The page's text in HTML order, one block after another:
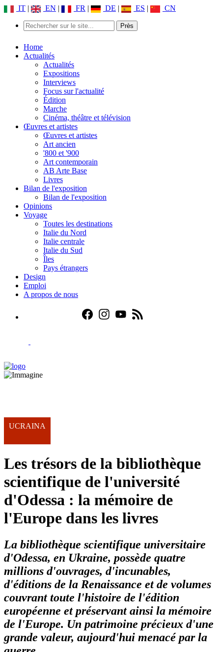
IT | EN | FR | DE | ES | CN
Home
Actualités
Actualités
Expositions
Interviews
Focus sur l'actualité
Édition
Marche
Cinéma, théâtre et télévision
Œuvres et artistes
Œuvres et artistes
Art ancien
'800 et '900
Art contemporain
AB Arte Base
Livres
Bilan de l'exposition
Bilan de l'exposition
Opinions
Voyage
Toutes les destinations
Italie du Nord
Italie centrale
Italie du Sud
Îles
Pays étrangers
Design
Emploi
A propos de nous
UCRAINA
Les trésors de la bibliothèque
scientifique de l'université
d'Odessa : la mémoire de
l'Europe dans les livres
La bibliothèque scientifique universitaire
d'Odessa, en Ukraine, possède quatre
millions d'ouvrages, d'incunables,
d'éditions de la Renaissance et de volumes
couvrant toute l'histoire de l'édition
européenne et préservant ainsi la mémoire
de l'Europe. Un patrimoine précieux d'une
grande valeur, aujourd'hui menacé par la